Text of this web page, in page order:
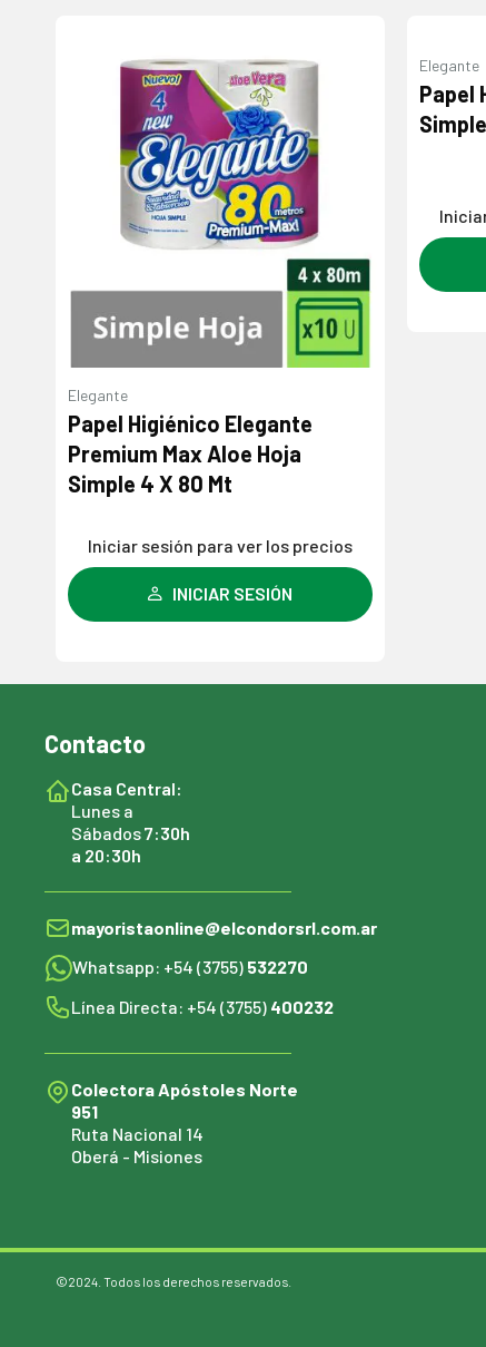
Agregar
Elegante
Papel Higiénico Elegante
Premium Max Aloe Hoja
Simple 4 X 80 Mt
Iniciar sesión para ver los precios
INICIAR SESIÓN
Elegante
Papel
Contacto
Casa Central:
Lunes a
Sábados7:30h
a 20:30h
mayoristaonline@elcondorsrl.com.ar
Whatsapp: +54 (3755) 532270
Línea Directa: +54 (3755) 400232
Colectora Apóstoles Norte
951
Ruta Nacional 14
Oberá - Misiones
©2024. Todos los derechos reservados.